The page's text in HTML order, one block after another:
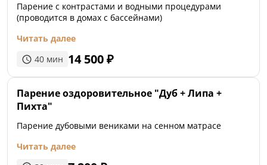
Парение с контрастами и водными процедурами
(проводится в домах с бассейнами)
Читать далее
40 мин 14 500₽
Парение оздоровительное "Дуб + Липа +
Пихта"
Парение дубовыми вениками на сенном матрасе
Читать далее